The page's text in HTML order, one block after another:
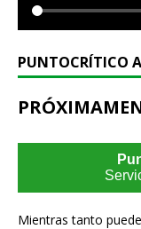
PUNTOCRÍTICO
Mientras tanto